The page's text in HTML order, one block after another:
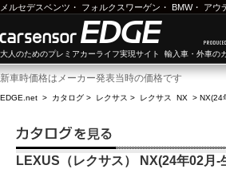
メルセデスベンツ ・ フォルクスワーゲン ・ BMW・ アウ
大人のためのプレミアカーライフ実現サイト 輸入車・外車の
新車時価格はメーカー発表当時の価格です
EDGE.net > カタログ > レクサス > レクサス NX > NX(24
LEXUS（レクサス） NX(24年02月-